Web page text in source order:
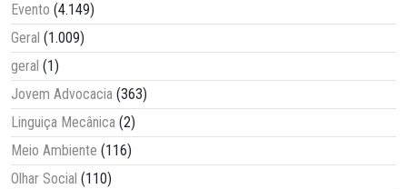
Evento (4.149)
Geral (1.009)
geral (1)
Jovem Advocacia (363)
Linguiça Mecânica (2)
Meio Ambiente (116)
Olhar Social (110)